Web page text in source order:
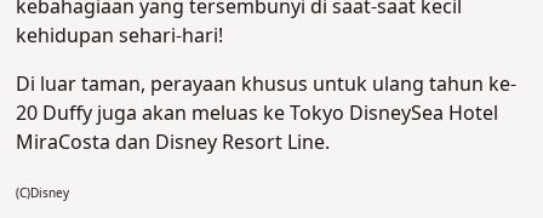
kebahagiaan yang tersembunyi di saat-saat kecil
kehidupan sehari-hari!
Di luar taman, perayaan khusus untuk ulang tahun ke-
20 Duffy juga akan meluas ke Tokyo DisneySea Hotel
MiraCosta dan Disney Resort Line.
(C)Disney